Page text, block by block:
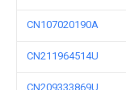
CN107020190A
CN211964514U
CN209333869U